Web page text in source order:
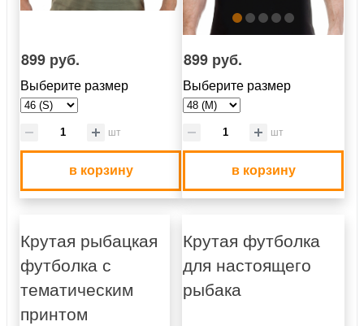
899 руб.
Выберите размер
шт
в корзину
899 руб.
Выберите размер
шт
в корзину
Крутая рыбацкая
футболка с
тематическим
принтом
Крутая футболка
для настоящего
рыбака